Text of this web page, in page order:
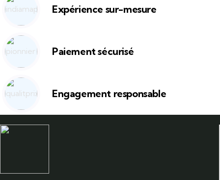
Expérience sur-mesure
Paiement sécurisé
Engagement responsable